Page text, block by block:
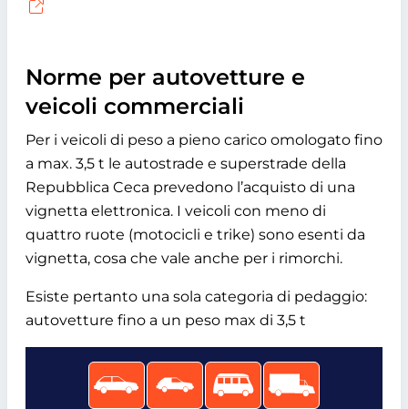
Norme per autovetture e
veicoli commerciali
Per i veicoli di peso a pieno carico omologato fino
a max. 3,5 t le autostrade e superstrade della
Repubblica Ceca prevedono l’acquisto di una
vignetta elettronica. I veicoli con meno di
quattro ruote (motocicli e trike) sono esenti da
vignetta, cosa che vale anche per i rimorchi.
Esiste pertanto una sola categoria di pedaggio:
autovetture fino a un peso max di 3,5 t